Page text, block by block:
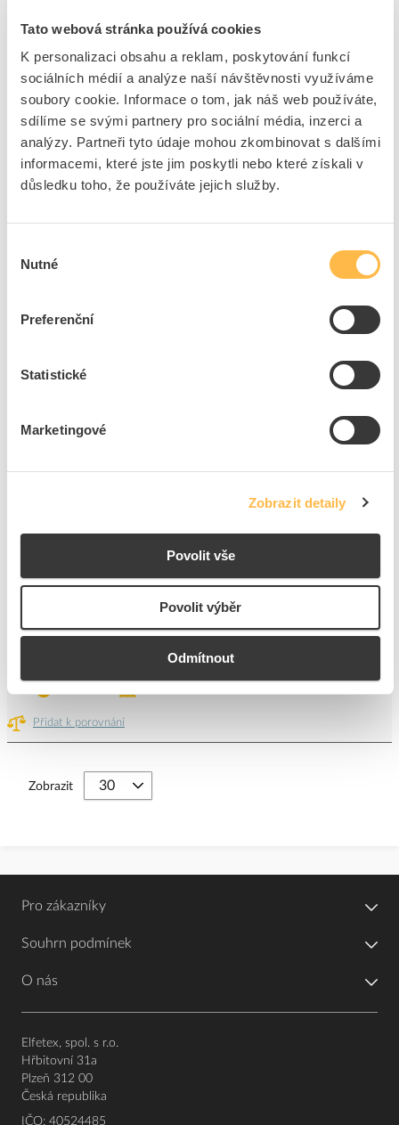
Tato webová stránka používá cookies
K personalizaci obsahu a reklam, poskytování funkcí
sociálních médií a analýze naší návštěvnosti využíváme
soubory cookie. Informace o tom, jak náš web používáte,
sdílíme se svými partnery pro sociální média, inzerci a
analýzy. Partneři tyto údaje mohou zkombinovat s dalšími
informacemi, které jste jim poskytli nebo které získali v
důsledku toho, že používáte jejich služby.
souhlasu
Nutné
Preferenční
Statistické
Marketingové
Zobrazit detaily
Povolit vše
Povolit výběr
Odmítnout
Přidat k porovnání
ELEKTROBOCK Termostat PT32 WiFi prostorový
pro topné systémy
Kód ELFETEX
11.085.099
Kód výrobce
0642
3 777,23 Kč/ks
ks do košíku
Přidat k porovnání
ELEKTROBOCK Termostat BT52 WIFI bezdrátový s
ELEKTROBOCK
ks do košíku
Přidat k porovnání
Zobrazit
Pro zákazníky
Souhrn podmínek
O nás
Elfetex, spol. s r.o.
Hřbitovní 31a
Plzeň 312 00
Česká republika
IČO: 40524485